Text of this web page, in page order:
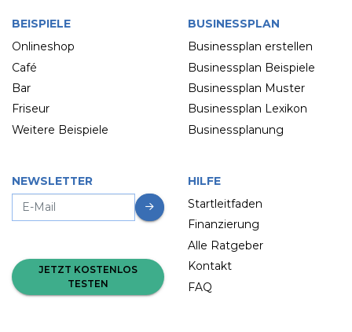
BEISPIELE
Onlineshop
Café
Bar
Friseur
Weitere Beispiele
BUSINESSPLAN
Businessplan erstellen
Businessplan Beispiele
Businessplan Muster
Businessplan Lexikon
Businessplanung
NEWSLETTER
JETZT KOSTENLOS
TESTEN
HILFE
Startleitfaden
Finanzierung
Alle Ratgeber
Kontakt
FAQ